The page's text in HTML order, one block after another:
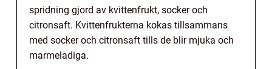
spridning gjord av kvittenfrukt, socker och
citronsaft. Kvittenfrukterna kokas tillsammans
med socker och citronsaft tills de blir mjuka och
marmeladiga.